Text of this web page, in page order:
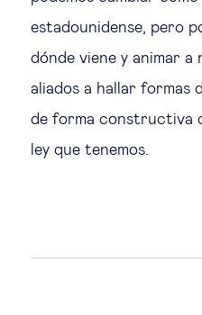
estadounidense, pero
dónde viene y animar a
aliados a hallar formas
de forma constructiva
ley que tenemos.